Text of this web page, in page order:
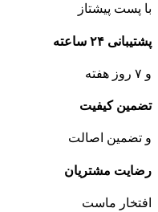
با پست پیشتاز
پشتیبانی ۲۴ ساعته
و ۷ روز هفته
تضمین کیفیت
و تضمین اصالت
رضایت مشتریان
افتخار ماست